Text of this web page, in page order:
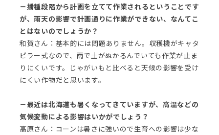
－播種段階から計画を立てて作業されるということです
が、雨天の影響で計画通りに作業ができない、なんてこ
とはないのでしょうか？
和賀さん：基本的には問題ありません。収穫機がキャタ
ピラー式なので、雨で土がぬかるんでいても作業が止ま
りにくいです。じゃがいもと比べると天候の影響を受け
にくい作物だと思います。
－最近は北海道も暑くなってきていますが、高温などの
気候変動による影響はいかがでしょう？
髙原さん：コーンは暑さに強いので生育への影響は少な